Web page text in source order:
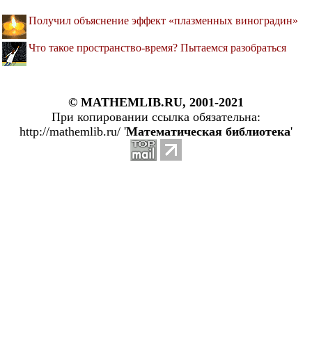
Получил объяснение эффект «плазменных виноградин»
Что такое пространство-время? Пытаемся разобраться
© MATHEMLIB.RU, 2001-2021
При копировании ссылка обязательна:
http://mathemlib.ru/ 'Математическая библиотека'